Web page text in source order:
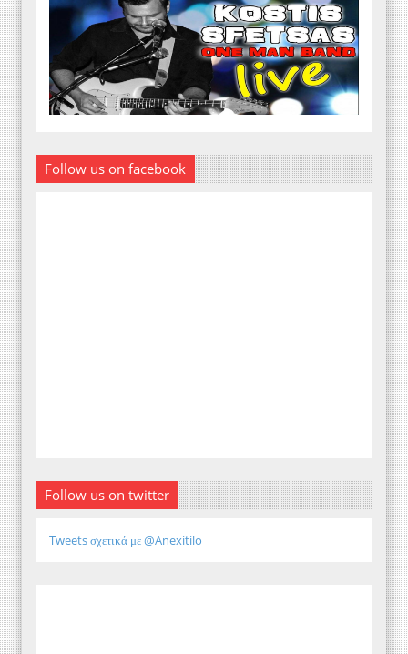
Follow us on facebook
Follow us on twitter
Tweets σχετικά με @Anexitilo